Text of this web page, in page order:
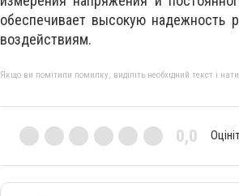
обеспечивает высокую надежность
воздействиям.
Якщо ви помітили помилку, виділіть необхідний текст і
0,0